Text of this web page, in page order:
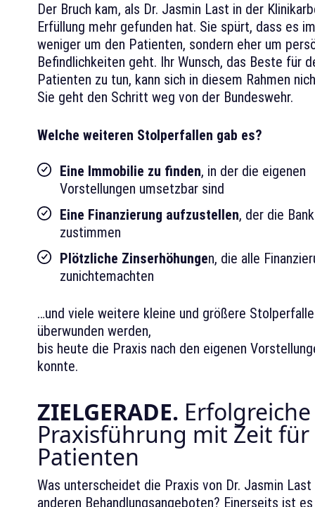
Der Bruch kam, als Dr. Jasmin Last in der
Erfüllung mehr gefunden hat. Sie spürt, dass es
weniger um den Patienten, sondern eher um
Befindlichkeiten geht. Ihr Wunsch, das Beste für
Patienten zu tun, kann sich in diesem Rahmen
Sie geht den Schritt weg von der Bundeswehr.
Welche weiteren Stolperfallen gab es?
Eine Immobilie zu finden, in der die eigenen
Vorstellungen umsetzbar sind
Eine Finanzierung aufzustellen, der die
zustimmen
Plötzliche Zinserhöhungen, die alle
zunichtemachten
…und viele weitere kleine und größere
überwunden werden,
bis heute die Praxis nach den eigenen
konnte.
ZIELGERADE. Erfolgreiche
Praxisführung mit Zeit für
Patienten
Was unterscheidet die Praxis von Dr. Jasmin
anderen Behandlungsangeboten? Einerseits ist